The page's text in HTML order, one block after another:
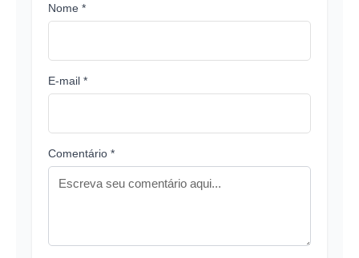
Nome *
E-mail *
Comentário *